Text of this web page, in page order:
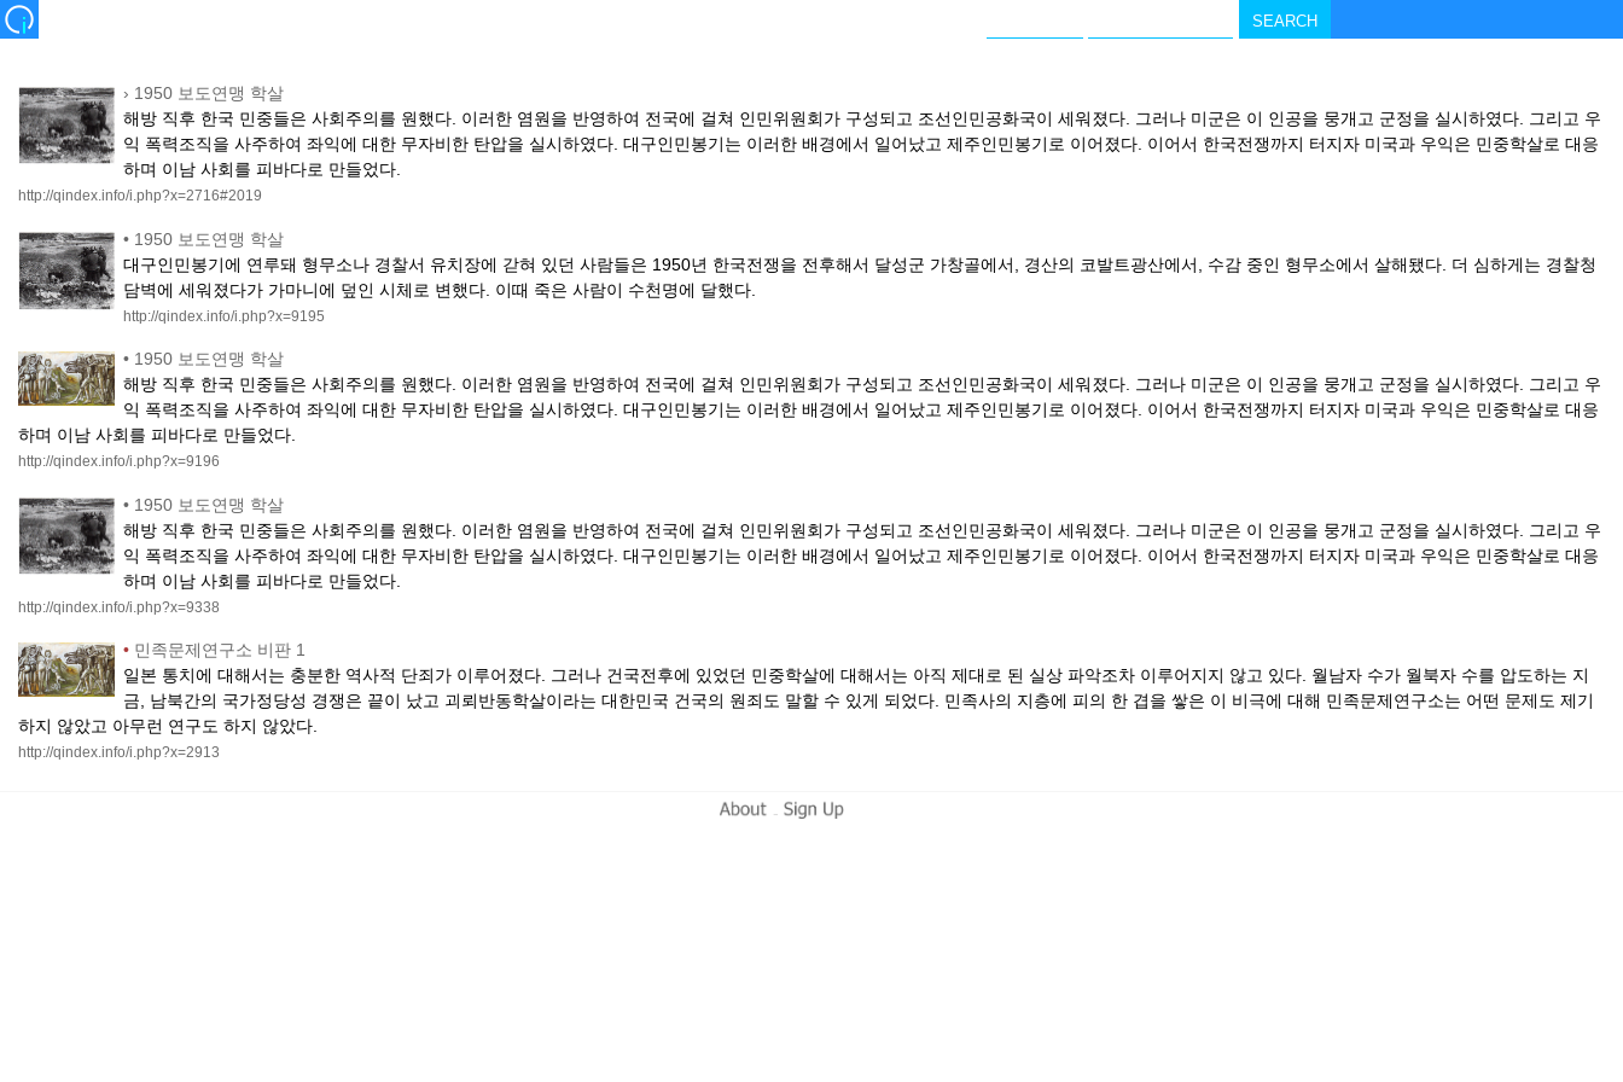
› 1950 보도연맹 학살
해방 직후 한국 민중들은 사회주의를 원했다. 이러한 염원을 반영하여 전국에 걸쳐 인민위원회가 구성되고 조선인민공화국이 세워졌다. 그러나 미군은 이 인공을 뭉개고 군정을 실시하였다. 그리고 우
익 폭력조직을 사주하여 좌익에 대한 무자비한 탄압을 실시하였다. 대구인민봉기는 이러한 배경에서 일어났고 제주인민봉기로 이어졌다. 이어서 한국전쟁까지 터지자 미국과 우익은 민중학살로 대응
하며 이남 사회를 피바다로 만들었다.
http://qindex.info/i.php?x=2716#2019
• 1950 보도연맹 학살
대구인민봉기에 연루돼 형무소나 경찰서 유치장에 갇혀 있던 사람들은 1950년 한국전쟁을 전후해서 달성군 가창골에서, 경산의 코발트광산에서, 수감 중인 형무소에서 살해됐다. 더 심하게는 경찰청
담벽에 세워졌다가 가마니에 덮인 시체로 변했다. 이때 죽은 사람이 수천명에 달했다.
http://qindex.info/i.php?x=9195
• 1950 보도연맹 학살
해방 직후 한국 민중들은 사회주의를 원했다. 이러한 염원을 반영하여 전국에 걸쳐 인민위원회가 구성되고 조선인민공화국이 세워졌다. 그러나 미군은 이 인공을 뭉개고 군정을 실시하였다. 그리고 우
익 폭력조직을 사주하여 좌익에 대한 무자비한 탄압을 실시하였다. 대구인민봉기는 이러한 배경에서 일어났고 제주인민봉기로 이어졌다. 이어서 한국전쟁까지 터지자 미국과 우익은 민중학살로 대응
하며 이남 사회를 피바다로 만들었다.
http://qindex.info/i.php?x=9196
• 1950 보도연맹 학살
해방 직후 한국 민중들은 사회주의를 원했다. 이러한 염원을 반영하여 전국에 걸쳐 인민위원회가 구성되고 조선인민공화국이 세워졌다. 그러나 미군은 이 인공을 뭉개고 군정을 실시하였다. 그리고 우
익 폭력조직을 사주하여 좌익에 대한 무자비한 탄압을 실시하였다. 대구인민봉기는 이러한 배경에서 일어났고 제주인민봉기로 이어졌다. 이어서 한국전쟁까지 터지자 미국과 우익은 민중학살로 대응
하며 이남 사회를 피바다로 만들었다.
http://qindex.info/i.php?x=9338
• 민족문제연구소 비판 1
일본 통치에 대해서는 충분한 역사적 단죄가 이루어졌다. 그러나 건국전후에 있었던 민중학살에 대해서는 아직 제대로 된 실상 파악조차 이루어지지 않고 있다. 월남자 수가 월북자 수를 압도하는 지
금, 남북간의 국가정당성 경쟁은 끝이 났고 괴뢰반동학살이라는 대한민국 건국의 원죄도 말할 수 있게 되었다. 민족사의 지층에 피의 한 겹을 쌓은 이 비극에 대해 민족문제연구소는 어떤 문제도 제기
하지 않았고 아무런 연구도 하지 않았다.
http://qindex.info/i.php?x=2913
-